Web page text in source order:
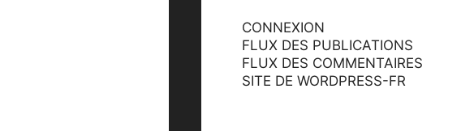
CONNEXION
FLUX DES PUBLICATIONS
FLUX DES COMMENTAIRES
SITE DE WORDPRESS-FR